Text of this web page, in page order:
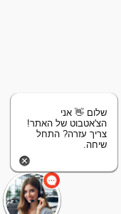
שלום 👋 אני
הצ'אטבוט של האתר!
צריך עזרה? התחל
שיחה.